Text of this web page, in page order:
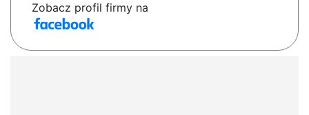
Zobacz profil firmy na